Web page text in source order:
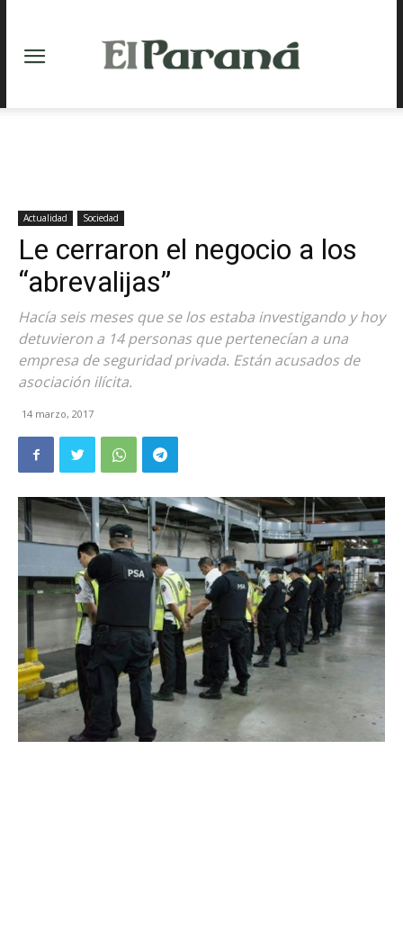
Actualidad Sociedad
Le cerraron el negocio a los
“abrevalijas”
Hacía seis meses que se los estaba investigando y hoy
detuvieron a 14 personas que pertenecían a una
empresa de seguridad privada. Están acusados de
asociación ilícita.
14 marzo, 2017